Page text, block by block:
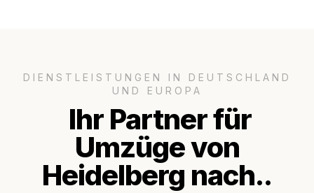
DIENSTLEISTUNGEN IN DEUTSCHLAND
UND EUROPA
Ihr Partner für
Umzüge von
Heidelberg nach..